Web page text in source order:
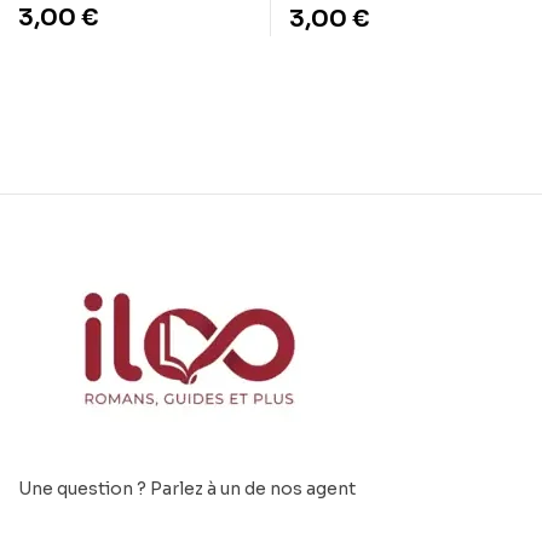
3,00 € 3,00 €
Une question ? Parlez à un de nos agent